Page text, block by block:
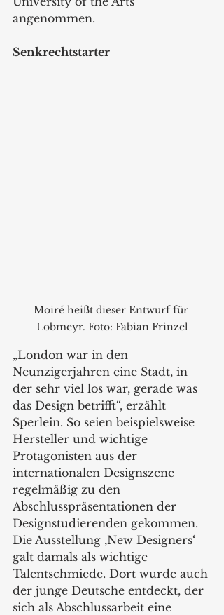
angenommen.
Senkrechtstarter
Moiré heißt dieser Entwurf für
Lobmeyr. Foto: Fabian Frinzel
„London war in den
Neunzigerjahren eine Stadt, in
der sehr viel los war, gerade was
das Design betrifft“, erzählt
Sperlein. So seien beispielsweise
Hersteller und wichtige
Protagonisten aus der
internationalen Designszene
regelmäßig zu den
Abschlusspräsentationen der
Designstudierenden gekommen.
Die Ausstellung ‚New Designers‘
galt damals als wichtige
Talentschmiede. Dort wurde auch
der junge Deutsche entdeckt, der
sich als Abschlussarbeit eine